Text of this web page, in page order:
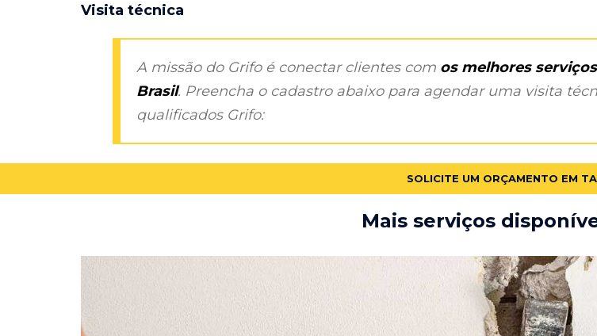
Visita técnica
A missão do Grifo é conectar clientes com os melhores
Brasil. Preencha o cadastro abaixo para agendar uma visita
qualificados Grifo:
SOLICITE UM ORÇAMENTO EM
Mais serviços